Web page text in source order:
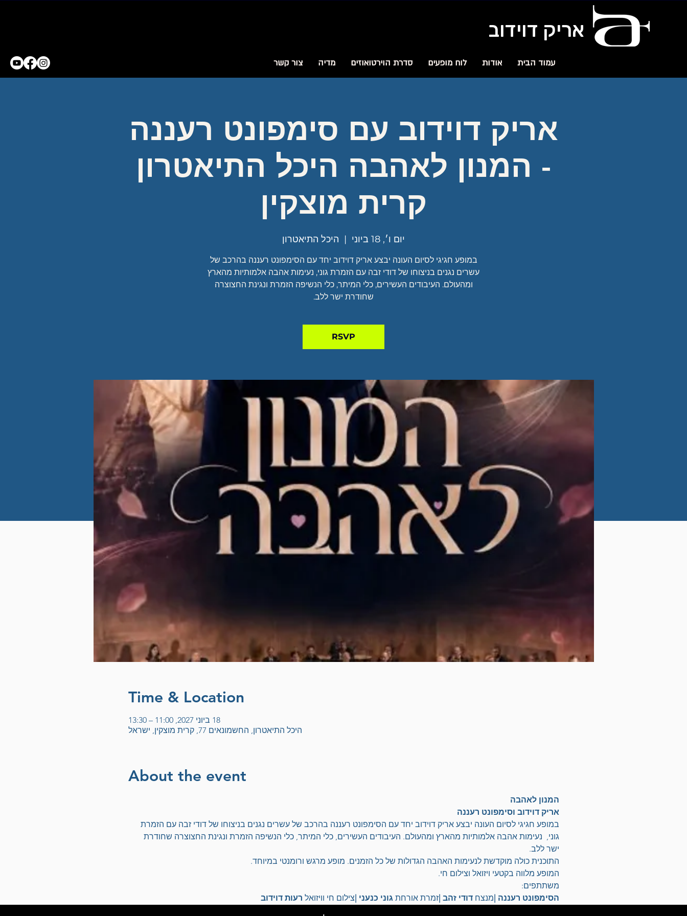
אריק דוידוב
עמוד הבית אודות לוח מופעים סדרת הוירטואוזים מדיה צור קשר
אריק דוידוב עם סימפונט רעננה
- המנון לאהבה היכל התיאטרון
קרית מוצקין
יום ו׳, 18 ביוני
  |
היכל התיאטרון
במופע חגיגי לסיום העונה יבצע אריק דוידוב יחד עם הסימפונט רעננה בהרכב של
עשרים נגנים בניצוחו של דודי זבה עם הזמרת גוני, נעימות אהבה אלמותיות מהארץ
ומהעולם. העיבודים העשירים, כלי המיתר, כלי הנשיפה הזמרת ונגינת החצוצרה
שחודרת ישר ללב.
RSVP
Time & Location
18 ביוני 2027, 11:00 – 13:30
היכל התיאטרון, החשמונאים 77, קרית מוצקין, ישראל
About the event
המנון לאהבה
אריק דוידוב וסימפונט רעננה
במופע חגיגי לסיום העונה יבצע אריק דוידוב יחד עם הסימפונט רעננה בהרכב של עשרים נגנים בניצוחו של דודי זבה עם הזמרת
גוני,  נעימות אהבה אלמותיות מהארץ ומהעולם. העיבודים העשירים, כלי המיתר, כלי הנשיפה הזמרת ונגינת החצוצרה שחודרת
ישר ללב.
התוכנית כולה מוקדשת לנעימות האהבה הגדולות של כל הזמנים. מופע מרגש ורומנטי במיוחד.
המופע מלווה בקטעי ויזואל וצילום חי.
משתתפים:
הסימפונט רעננה |מנצח דודי זהב |זמרת אורחת גוני כנעני |צילום חי וויזואל רעות דוידוב